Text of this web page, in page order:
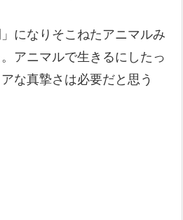
になりそこねたアニマルみ
アニマルで生きるにしたっ
な真摯さは必要だと思う